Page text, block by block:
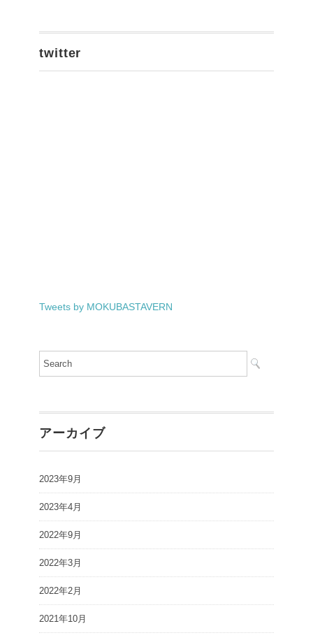
twitter
Tweets by MOKUBASTAVERN
アーカイブ
2023年9月
2023年4月
2022年9月
2022年3月
2022年2月
2021年10月